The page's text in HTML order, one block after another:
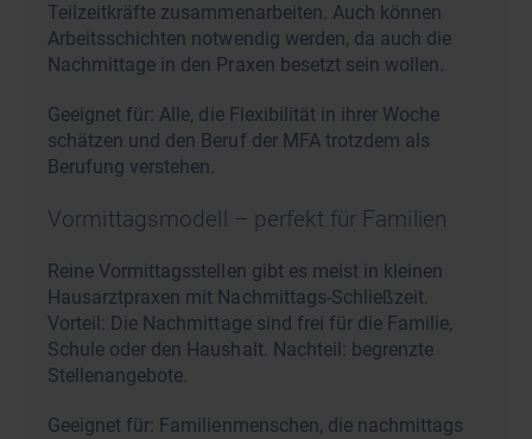
Teilzeitkräfte zusammenarbeiten. Auch können
Arbeitsschichten notwendig werden, da auch die
Nachmittage in den Praxen besetzt sein wollen.
Geeignet für: Alle, die Flexibilität in ihrer Woche
schätzen und den Beruf der MFA trotzdem als
Berufung verstehen.
Vormittagsmodell – perfekt für Familien
Reine Vormittagsstellen gibt es meist in kleinen
Hausarztpraxen mit Nachmittags-Schließzeit.
Vorteil: Die Nachmittage sind frei für die Familie,
Schule oder den Haushalt. Nachteil: begrenzte
Stellenangebote.
Geeignet für: Familienmenschen, die nachmittags